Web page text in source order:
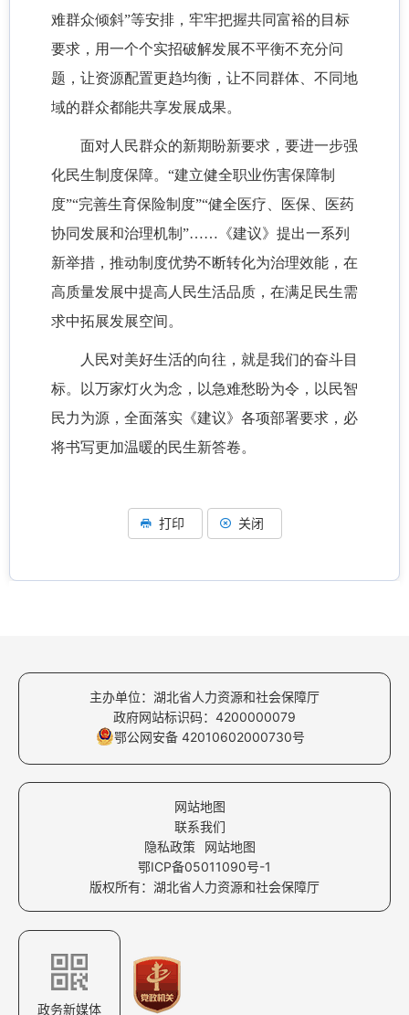
难群众倾斜”等安排，牢牢把握共同富裕的目标
要求，用一个个实招破解发展不平衡不充分问
题，让资源配置更趋均衡，让不同群体、不同地
域的群众都能共享发展成果。
面对人民群众的新期盼新要求，要进一步强
化民生制度保障。“建立健全职业伤害保障制
度”“完善生育保险制度”“健全医疗、医保、医药
协同发展和治理机制”……《建议》提出一系列
新举措，推动制度优势不断转化为治理效能，在
高质量发展中提高人民生活品质，在满足民生需
求中拓展发展空间。
人民对美好生活的向往，就是我们的奋斗目
标。以万家灯火为念，以急难愁盼为令，以民智
民力为源，全面落实《建议》各项部署要求，必
将书写更加温暖的民生新答卷。
打印 关闭
主办单位：湖北省人力资源和社会保障厅
政府网站标识码：4200000079
鄂公网安备 42010602000730号
网站地图
联系我们
隐私政策
网站地图
鄂ICP备05011090号-1
版权所有：湖北省人力资源和社会保障厅
政务新媒体